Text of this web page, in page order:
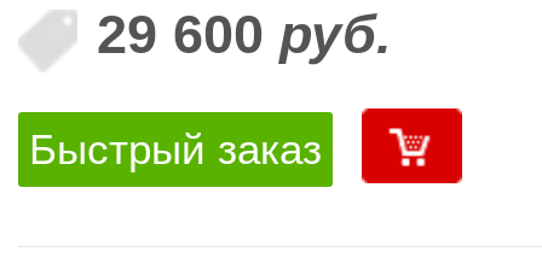
29 600 руб.
Быстрый заказ